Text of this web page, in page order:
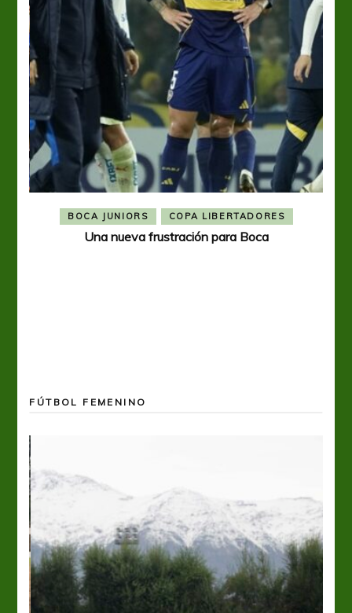
BOCA JUNIORS COPA LIBERTADORES
Una nueva frustración para Boca
FÚTBOL FEMENINO